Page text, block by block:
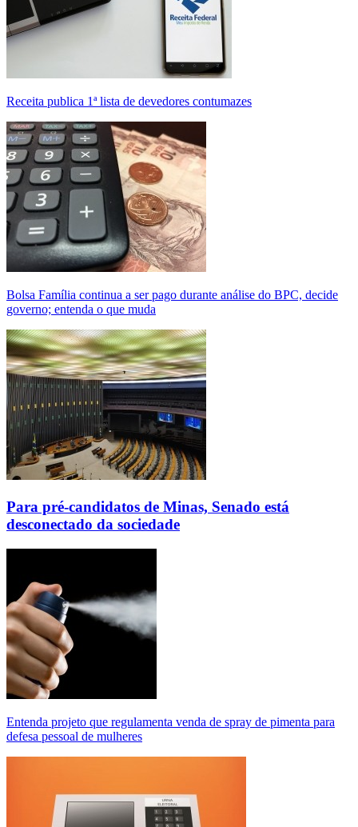
Receita publica 1ª lista de devedores contumazes
Bolsa Família continua a ser pago durante análise do BPC, decide
governo; entenda o que muda
Para pré-candidatos de Minas, Senado está
desconectado da sociedade
Entenda projeto que regulamenta venda de spray de pimenta para
defesa pessoal de mulheres